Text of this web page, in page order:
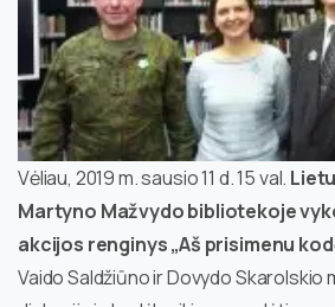
Vėliau, 2019 m. sausio 11 d. 15 val.
Martyno Mažvydo bibliotekoje
akcijos renginys „Aš prisimenu
Vaido Saldžiūno ir Dovydo